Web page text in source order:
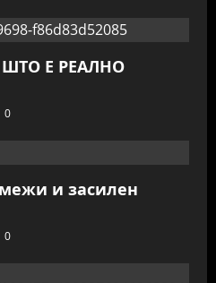
ШТО Е РЕАЛНО
0
и засилен
0